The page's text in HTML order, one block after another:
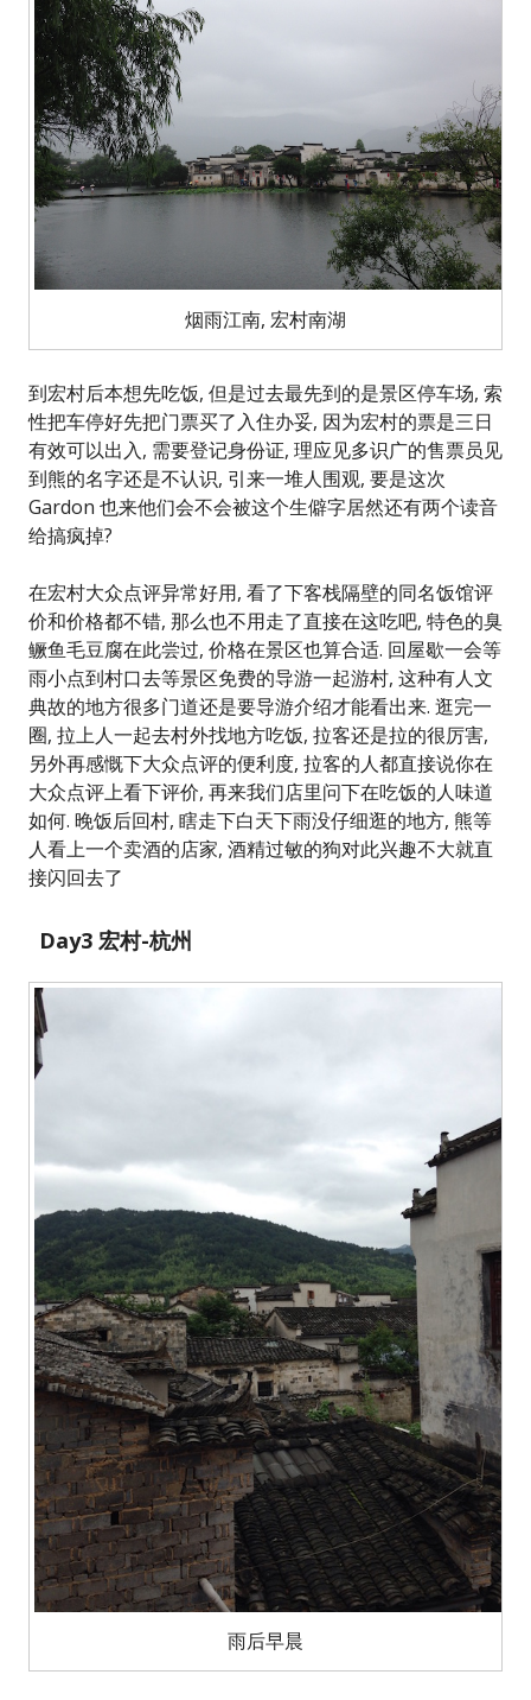
烟雨江南, 宏村南湖
到宏村后本想先吃饭, 但是过去最先到的是景区停车场, 索
性把车停好先把门票买了入住办妥, 因为宏村的票是三日
有效可以出入, 需要登记身份证, 理应见多识广的售票员见
到熊的名字还是不认识, 引来一堆人围观, 要是这次
Gardon 也来他们会不会被这个生僻字居然还有两个读音
给搞疯掉?
在宏村大众点评异常好用, 看了下客栈隔壁的同名饭馆评
价和价格都不错, 那么也不用走了直接在这吃吧, 特色的臭
鳜鱼毛豆腐在此尝过, 价格在景区也算合适. 回屋歇一会等
雨小点到村口去等景区免费的导游一起游村, 这种有人文
典故的地方很多门道还是要导游介绍才能看出来. 逛完一
圈, 拉上人一起去村外找地方吃饭, 拉客还是拉的很厉害,
另外再感慨下大众点评的便利度, 拉客的人都直接说你在
大众点评上看下评价, 再来我们店里问下在吃饭的人味道
如何. 晚饭后回村, 瞎走下白天下雨没仔细逛的地方, 熊等
人看上一个卖酒的店家, 酒精过敏的狗对此兴趣不大就直
接闪回去了
Day3 宏村-杭州
雨后早晨